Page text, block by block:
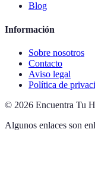
Blog
Información
Sobre nosotros
Contacto
Aviso legal
Política de
© 2026 Encuentra Tu
Algunos enlaces son